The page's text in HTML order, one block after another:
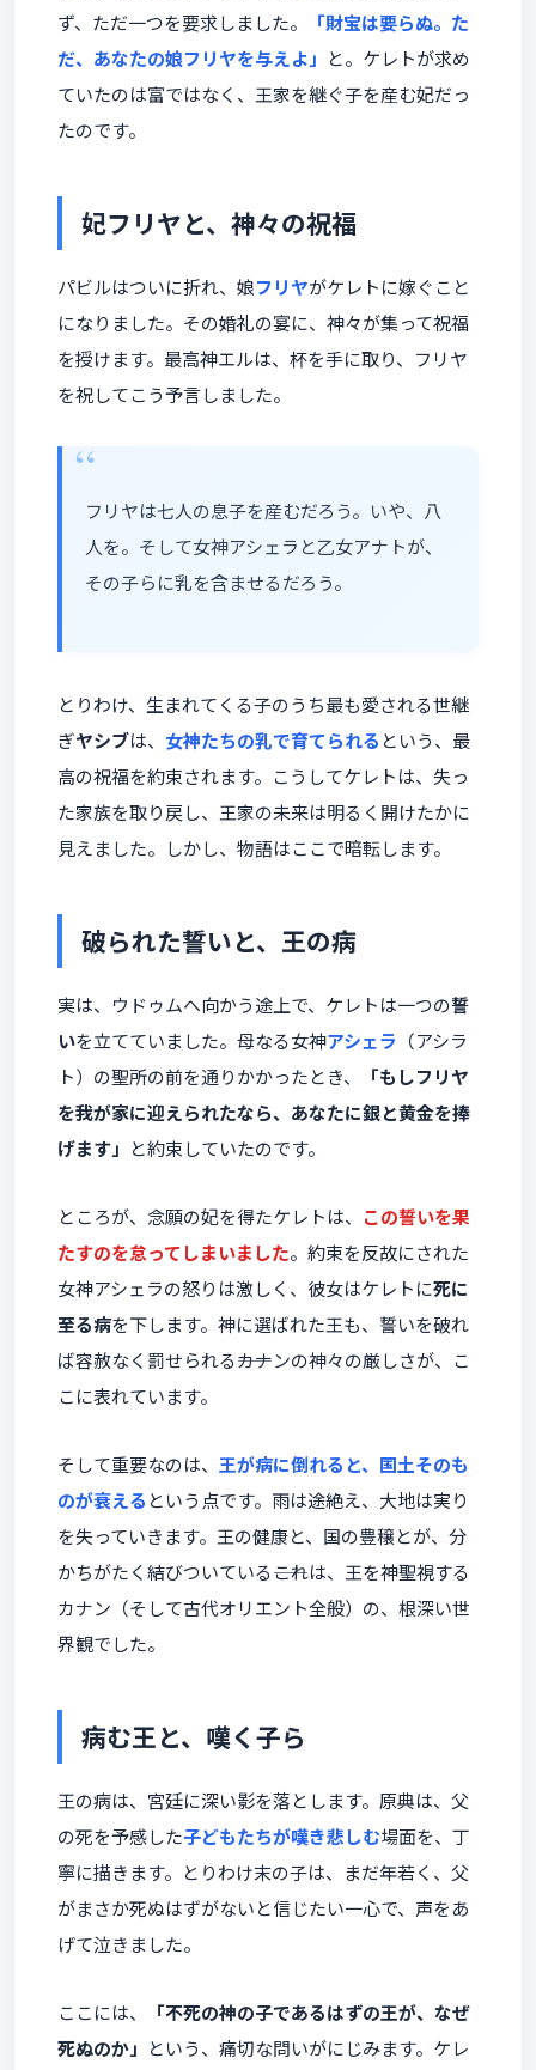
ず、ただ一つを要求しました。
「財宝は要らぬ。た
だ、あなたの娘フリヤを与えよ」 と。ケレトが求め
ていたのは富ではなく、王家を継ぐ子を産む妃だっ
たのです。
妃フリヤと、神々の祝福
パビルはついに折れ、娘フリヤがケレトに嫁ぐこと
になりました。その婚礼の宴に、神々が集って祝福
を授けます。最高神エルは、杯を手に取り、フリヤ
を祝してこう予言しました。
フリヤは七人の息子を産むだろう。いや、八
人を。そして女神アシェラと乙女アナトが、
その子らに乳を含ませるだろう。
とりわけ、生まれてくる子のうち最も愛される世継
ぎヤシブは、 女神たちの乳で育てられる という、最
高の祝福を約束されます。こうしてケレトは、失っ
た家族を取り戻し、王家の未来は明るく開けたかに
見えました。しかし、物語はここで暗転します。
破られた誓いと、王の病
実は、ウドゥムへ向かう途上で、ケレトは一つの誓
いを立てていました。母なる女神アシェラ （アシラ
ト）の聖所の前を通りかかったとき、
「もしフリヤ
を我が家に迎えられたなら、あなたに銀と黄金を捧
げます」 と約束していたのです。
ところが、念願の妃を得たケレトは、 この誓いを果
たすのを怠ってしまいました。約束を反故にされた
女神アシェラの怒りは激しく、彼女はケレトに死に
至る病を下します。神に選ばれた王も、誓いを破れ
ば容赦なく罰せられる――カナンの神々の厳しさが、こ
こに表れています。
そして重要なのは、 王が病に倒れると、国土そのも
のが衰える という点です。雨は途絶え、大地は実り
を失っていきます。王の健康と、国の豊穣とが、分
かちがたく結びついている――これは、王を神聖視する
カナン（そして古代オリエント全般）の、根深い世
界観でした。
病む王と、嘆く子ら
王の病は、宮廷に深い影を落とします。原典は、父
の死を予感した子どもたちが嘆き悲しむ場面を、丁
寧に描きます。とりわけ末の子は、まだ年若く、父
がまさか死ぬはずがないと信じたい一心で、声をあ
げて泣きました。
ここには、
「不死の神の子であるはずの王が、なぜ
死ぬのか」 という、痛切な問いがにじみます。ケレ